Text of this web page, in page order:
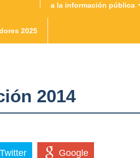
a la información pública
2025
2014
Twitter Google